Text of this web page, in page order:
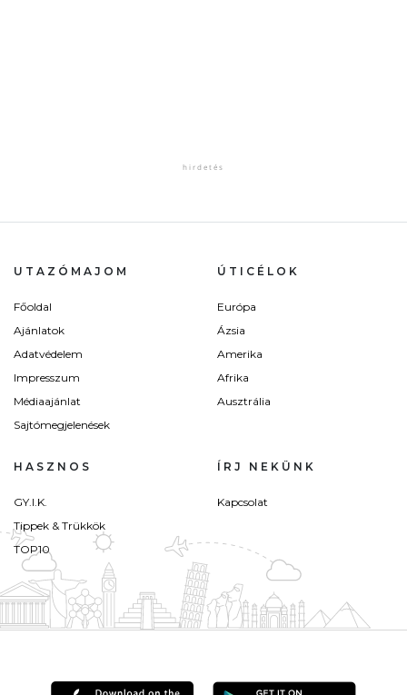
UTAZÓMAJOM
Főoldal
Ajánlatok
Adatvédelem
Impresszum
Médiaajánlat
Sajtómegjelenések
ÚTICÉLOK
Európa
Ázsia
Amerika
Afrika
Ausztrália
HASZNOS
GY.I.K.
Tippek & Trükkök
TOP10
ÍRJ NEKÜNK
Kapcsolat